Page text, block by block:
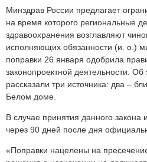
Минздрав России предлагает
на время которого региональные
здравоохранения возглавляют
исполняющих обязанности (и. о.)
поправки 26 января одобрила
законопроектной деятельности.
рассказали три источника: два –
Белом доме.
В случае принятия данного закона
через 90 дней после дня
«Поправки нацелены на